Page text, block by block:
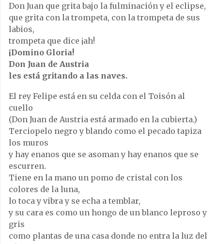
Don Juan que grita bajo la fulminación y el eclipse,
que grita con la trompeta, con la trompeta de sus
labios,
trompeta que dice ¡ah!
¡Domino Gloria!
Don Juan de Austria
les está gritando a las naves.
El rey Felipe está en su celda con el Toisón al
cuello
(Don Juan de Austria está armado en la cubierta.)
Terciopelo negro y blando como el pecado tapiza
los muros
y hay enanos que se asoman y hay enanos que se
escurren.
Tiene en la mano un pomo de cristal con los
colores de la luna,
lo toca y vibra y se echa a temblar,
y su cara es como un hongo de un blanco leproso y
gris
como plantas de una casa donde no entra la luz del